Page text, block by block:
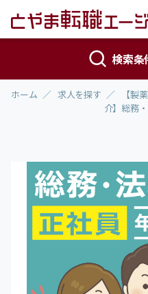
検索条
ホーム 求人を探す
【製
介】総務